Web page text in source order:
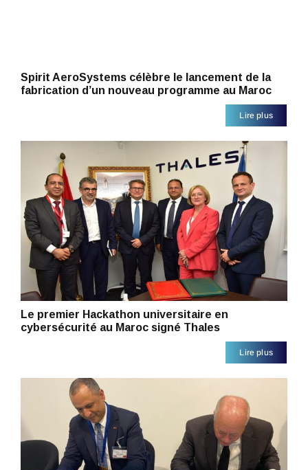
Spirit AeroSystems célèbre le lancement de la
fabrication d’un nouveau programme au Maroc
Lire plus
Le premier Hackathon universitaire en
cybersécurité au Maroc signé Thales
Lire plus